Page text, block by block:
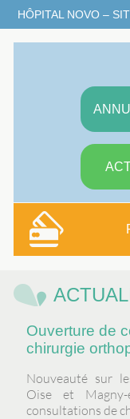
HÔPITAL NOVO –
Ouverture de
chirurgie
Nouveauté sur
Oise et
consultations de